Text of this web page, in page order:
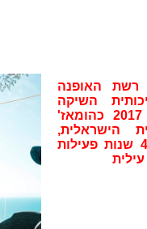
האופנה
השיקה
קולקציית קיץ 2017 כהומאז'
הישראלית,
ובמלאת לה 42 שנות פעילות